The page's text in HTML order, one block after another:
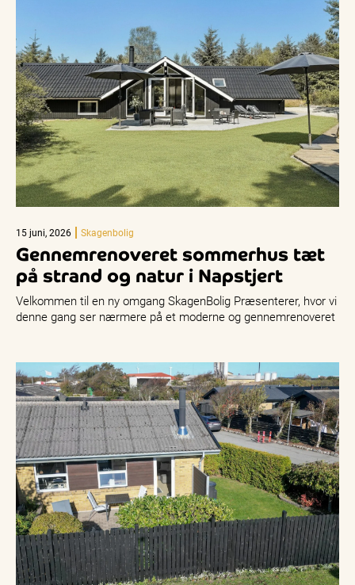
15 juni, 2026 Skagenbolig
Gennemrenoveret sommerhus tæt
på strand og natur i Napstjert
Velkommen til en ny omgang SkagenBolig Præsenterer, hvor vi
denne gang ser nærmere på et moderne og gennemrenoveret